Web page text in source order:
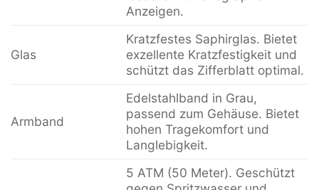
Anzeigen.
Glas
Kratzfestes Saphirglas. Bietet
exzellente Kratzfestigkeit und
schützt das Zifferblatt optimal.
Armband
Edelstahlband in Grau,
passend zum Gehäuse. Bietet
hohen Tragekomfort und
Langlebigkeit.
5 ATM (50 Meter). Geschützt